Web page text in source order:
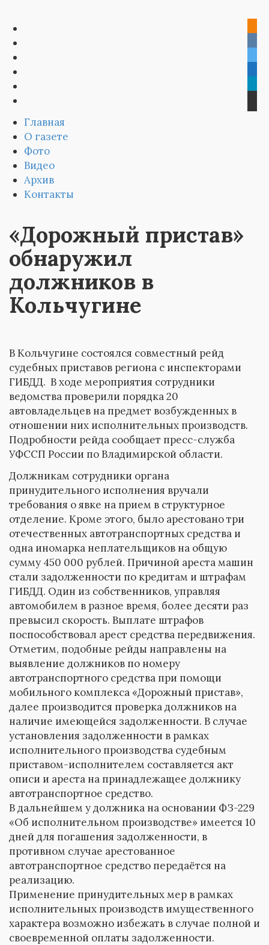
Главная
О газете
Фото
Видео
Архив
Контакты
«Дорожный пристав»
обнаружил
должников в
Кольчугине
В Кольчугине состоялся совместный рейд
судебных приставов региона с инспекторами
ГИБДД. В ходе мероприятия сотрудники
ведомства проверили порядка 20
автовладельцев на предмет возбужденных в
отношении них исполнительных производств.
Подробности рейда сообщает пресс-служба
УФССП России по Владимирской области.
Должникам сотрудники органа
принудительного исполнения вручали
требования о явке на прием в структурное
отделение. Кроме этого, было арестовано три
отечественных автотранспортных средства и
одна иномарка неплательщиков на общую
сумму 450 000 рублей. Причиной ареста машин
стали задолженности по кредитам и штрафам
ГИБДД. Один из собственников, управляя
автомобилем в разное время, более десяти раз
превысил скорость. Выплате штрафов
поспособствовал арест средства передвижения.
Отметим, подобные рейды направлены на
выявление должников по номеру
автотранспортного средства при помощи
мобильного комплекса «Дорожный пристав»,
далее производится проверка должников на
наличие имеющейся задолженности. В случае
установления задолженности в рамках
исполнительного производства судебным
приставом-исполнителем составляется акт
описи и ареста на принадлежащее должнику
автотранспортное средство.
В дальнейшем у должника на основании ФЗ-229
«Об исполнительном производстве» имеется 10
дней для погашения задолженности, в
противном случае арестованное
автотранспортное средство передаётся на
реализацию.
Применение принудительных мер в рамках
исполнительных производств имущественного
характера возможно избежать в случае полной и
своевременной оплаты задолженности.